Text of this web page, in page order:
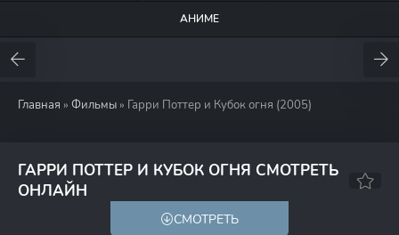
АНИМЕ
Главная » Фильмы » Гарри Поттер и Кубок огня (2005)
ГАРРИ ПОТТЕР И КУБОК ОГНЯ СМОТРЕТЬ
ОНЛАЙН
СМОТРЕТЬ